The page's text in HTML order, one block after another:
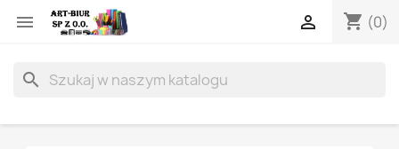
 shopping_cart (0)

search